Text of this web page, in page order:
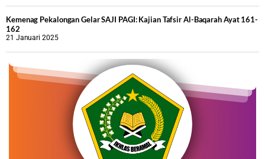
Kemenag Pekalongan Gelar SAJI PAGI: Kajian Tafsir Al-Baqarah Ayat 161-
162
21 Januari 2025